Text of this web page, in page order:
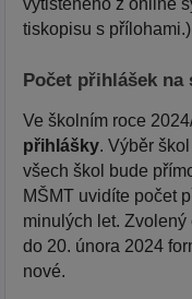
vytištěného z online
tiskopisu s přílohami.)
Počet přihlášek
Ve školním roce
přihlášky. Výběr
všech škol bude
MŠMT uvidíte počet
minulých let.
do 20. února 2024
nové.